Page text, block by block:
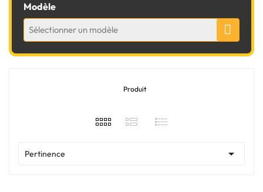
Modèle
Sélectionner un modèle
Produit
Pertinence 